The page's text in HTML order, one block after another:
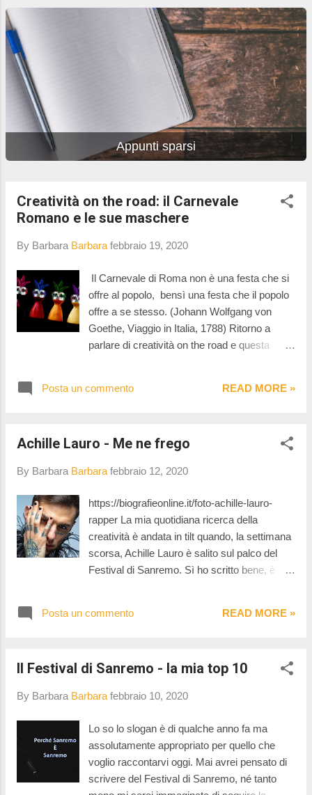
Appunti sparsi
Creatività on the road: il Carnevale
Romano e le sue maschere
By Barbara Barbara febbraio 19, 2020
Il Carnevale di Roma non è una festa che si
offre al popolo, bensì una festa che il popolo
offre a se stesso. (Johann Wolfgang von
Goethe, Viaggio in Italia, 1788) Ritorno a
parlare di creatività on the road e questa
delle sue maschere. Le origini del Carnevale
svolgevano a Roma nel mese di dicembre.
Cibo e vino comparivano in abbondanza sulle
Carnevale romano risalgono al X secolo d.C.
Nei giorni precedenti la Quaresima, infatti, si
tenevano per la città giochi e tornei. Con il
passare dei secoli l’organizzazione del
carnevale si affinò sempre di più, divenendo
l’anno e recuperando quel carattere
Posta un commento READ MORE »
Achille Lauro - Me ne frego
By Barbara Barbara febbraio 12, 2020
https://biografieonline.it/foto-achille-lauro-
rapper La mia quotidiana ricerca della
creatività è andata in tilt quando, la settimana
scorsa, Achille Lauro è salito sul palco del
Festival di Sanremo. Sì ho scritto bene, è
mi ha fatto passare nel giro di 15 minuti dal
crede di essere" ... ma andiamo con ordine.
Sanremo l'ho visto, con comodo, tramite il
suppongo sappiate anche che Youtube una
volta finito il video che hai selezionato te ne fa
vedere un altro pescato non so bene con
quale logica. E' così che io mi sono ritrovata
Posta un commento READ MORE »
Il Festival di Sanremo - la mia top 10
By Barbara Barbara febbraio 10, 2020
Lo so lo slogan è di qualche anno fa ma
assolutamente appropriato per quello che
voglio raccontarvi oggi. Mai avrei pensato di
scrivere del Festival di Sanremo, né tanto